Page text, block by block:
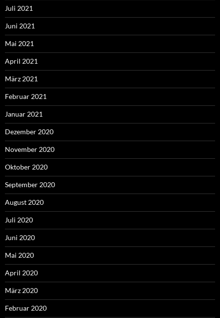
Juli 2021
Juni 2021
Mai 2021
April 2021
März 2021
Februar 2021
Januar 2021
Dezember 2020
November 2020
Oktober 2020
September 2020
August 2020
Juli 2020
Juni 2020
Mai 2020
April 2020
März 2020
Februar 2020